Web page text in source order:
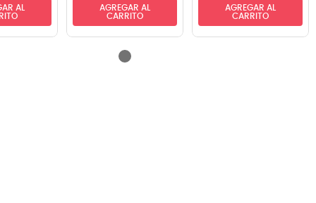
AL
AGREGAR AL
CARRITO
AGREGAR AL
CARRITO